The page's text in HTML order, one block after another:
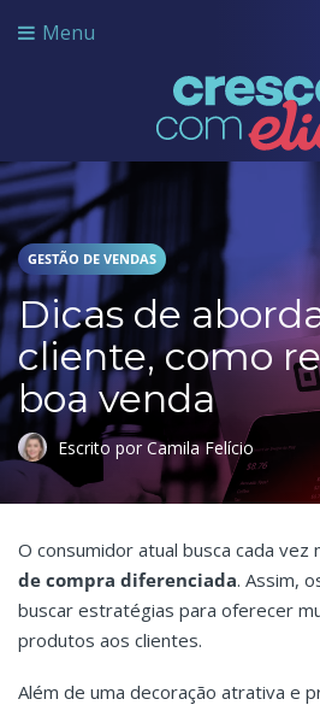
Menu
Crescer com Grupo Elian
GESTÃO DE VENDAS
Dicas de
cliente, como
boa venda
Escrito por Camila Felício
O consumidor atual busca cada vez
de compra diferenciada. Assim,
buscar estratégias para oferecer
produtos aos clientes.
Além de uma decoração atrativa e